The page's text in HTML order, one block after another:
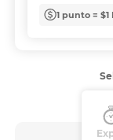
1 punto = $1